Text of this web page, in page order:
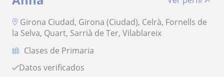
Girona Ciudad, Girona (Ciudad), Celrà, Fornells de
la Selva, Quart, Sarrià de Ter, Vilablareix
Clases de Primaria
Datos verificados